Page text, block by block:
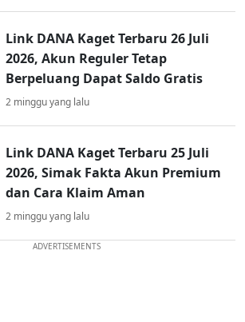
Link DANA Kaget Terbaru 26 Juli
2026, Akun Reguler Tetap
Berpeluang Dapat Saldo Gratis
2 minggu yang lalu
Link DANA Kaget Terbaru 25 Juli
2026, Simak Fakta Akun Premium
dan Cara Klaim Aman
2 minggu yang lalu
ADVERTISEMENTS